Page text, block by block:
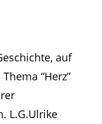
auf
“Herz”
L.G.Ulrike